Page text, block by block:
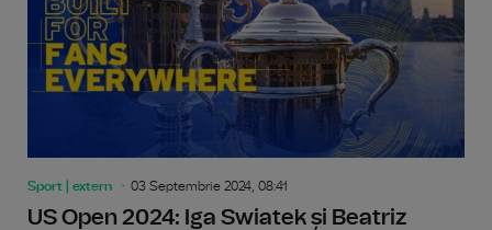
Sport | extern 03 Septembrie 2024, 08:41
US Open 2024: Iga Swiatek și Beatriz